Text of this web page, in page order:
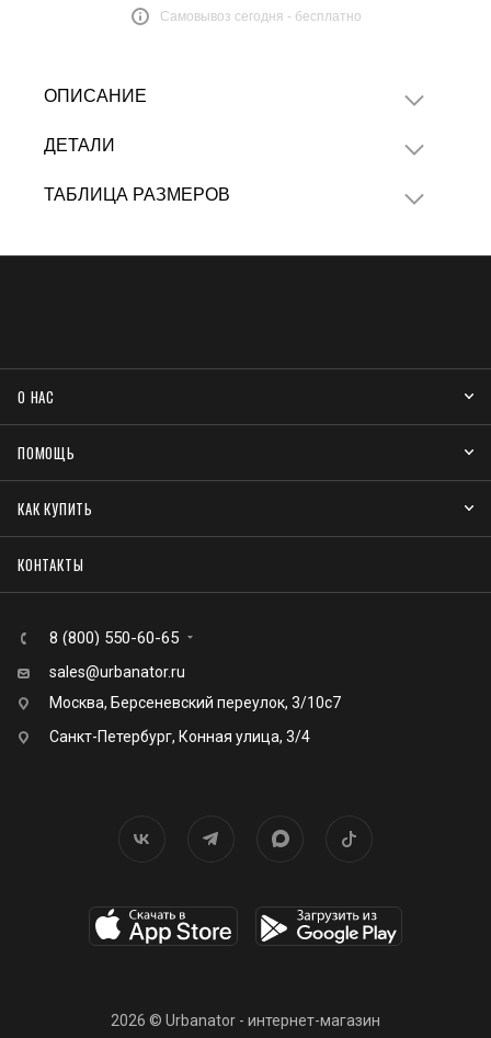
Самовывоз сегодня - бесплатно
ОПИСАНИЕ
ДЕТАЛИ
ТАБЛИЦА РАЗМЕРОВ
О НАС
ПОМОЩЬ
КАК КУПИТЬ
КОНТАКТЫ
8 (800) 550-60-65
sales@urbanator.ru
Москва, Берсеневский переулок, 3/10с7
Санкт-Петербург, Конная улица, 3/4
2026 © Urbanator - интернет-магазин